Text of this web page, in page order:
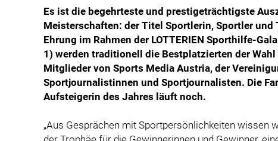
Es ist die begehrteste und prestigeträchtigste
Meisterschaften: der Titel Sportlerin, Sportler und
Ehrung im Rahmen der LOTTERIEN Sporthilfe-
1) werden traditionell die Bestplatzierten der
Mitglieder von Sports Media Austria, der
Sportjournalistinnen und Sportjournalisten. Die
Aufsteigerin des Jahres läuft noch.
„Aus Gesprächen mit Sportpersönlichkeiten wissen